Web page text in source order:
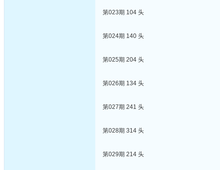
第023期 104 头
第024期 140 头
第025期 204 头
第026期 134 头
第027期 241 头
第028期 314 头
第029期 214 头